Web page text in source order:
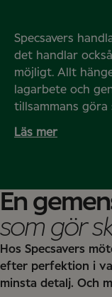
Specsavers
det handlar
möjligt. Allt
lagarbete och
tillsammans göra
Läs mer
En
som gör
Hos Specsavers
efter perfektion i
minsta detalj. Och